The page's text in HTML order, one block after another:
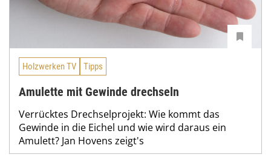
Holzwerken TV Tipps
Amulette mit Gewinde drechseln
Verrücktes Drechselprojekt: Wie kommt das
Gewinde in die Eichel und wie wird daraus ein
Amulett? Jan Hovens zeigt's